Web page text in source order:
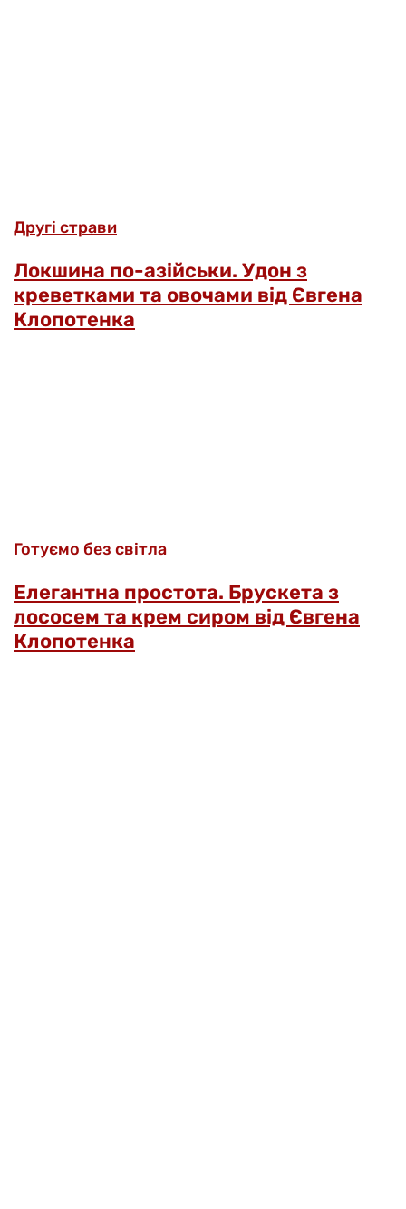
Другі страви
Локшина по-азійськи. Удон з
креветками та овочами від Євгена
Клопотенка
Готуємо без світла
Елегантна простота. Брускета з
лососем та крем сиром від Євгена
Клопотенка